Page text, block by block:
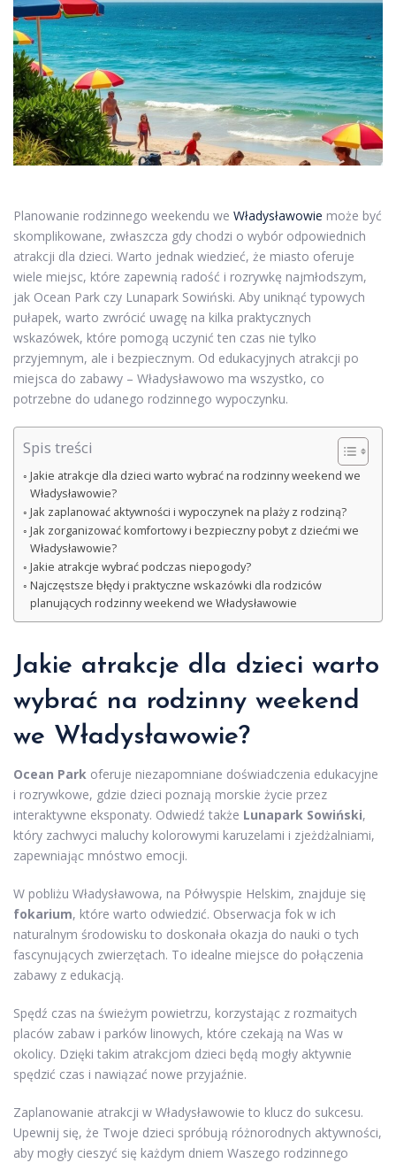
Planowanie rodzinnego weekendu we Władysławowie może być
skomplikowane, zwłaszcza gdy chodzi o wybór odpowiednich
atrakcji dla dzieci. Warto jednak wiedzieć, że miasto oferuje
wiele miejsc, które zapewnią radość i rozrywkę najmłodszym,
jak Ocean Park czy Lunapark Sowiński. Aby uniknąć typowych
pułapek, warto zwrócić uwagę na kilka praktycznych
wskazówek, które pomogą uczynić ten czas nie tylko
przyjemnym, ale i bezpiecznym. Od edukacyjnych atrakcji po
miejsca do zabawy – Władysławowo ma wszystko, co
potrzebne do udanego rodzinnego wypoczynku.
Spis treści
Jakie atrakcje dla dzieci warto wybrać na rodzinny weekend we
Władysławowie?
Jak zaplanować aktywności i wypoczynek na plaży z rodziną?
Jak zorganizować komfortowy i bezpieczny pobyt z dziećmi we
Władysławowie?
Jakie atrakcje wybrać podczas niepogody?
Najczęstsze błędy i praktyczne wskazówki dla rodziców
planujących rodzinny weekend we Władysławowie
Jakie atrakcje dla dzieci warto
wybrać na rodzinny weekend
we Władysławowie?
Ocean Park oferuje niezapomniane doświadczenia edukacyjne
i rozrywkowe, gdzie dzieci poznają morskie życie przez
interaktywne eksponaty. Odwiedź także Lunapark Sowiński,
który zachwyci maluchy kolorowymi karuzelami i zjeżdżalniami,
zapewniając mnóstwo emocji.
W pobliżu Władysławowa, na Półwyspie Helskim, znajduje się
fokarium, które warto odwiedzić. Obserwacja fok w ich
naturalnym środowisku to doskonała okazja do nauki o tych
fascynujących zwierzętach. To idealne miejsce do połączenia
zabawy z edukacją.
Spędź czas na świeżym powietrzu, korzystając z rozmaitych
placów zabaw i parków linowych, które czekają na Was w
okolicy. Dzięki takim atrakcjom dzieci będą mogły aktywnie
spędzić czas i nawiązać nowe przyjaźnie.
Zaplanowanie atrakcji w Władysławowie to klucz do sukcesu.
Upewnij się, że Twoje dzieci spróbują różnorodnych aktywności,
aby mogły cieszyć się każdym dniem Waszego rodzinnego